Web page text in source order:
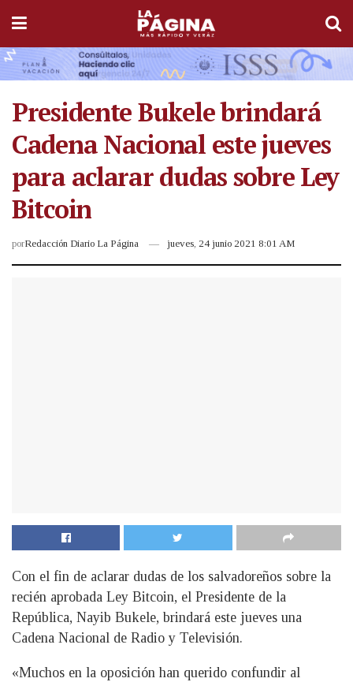
Presidente Bukele brindará
Cadena Nacional este jueves
para aclarar dudas sobre Ley
Bitcoin
porRedacción Diario La Página jueves, 24 junio 2021 8:01 AM
Con el fin de aclarar dudas de los salvadoreños sobre la
recién aprobada Ley Bitcoin, el Presidente de la
República, Nayib Bukele, brindará este jueves una
Cadena Nacional de Radio y Televisión.
«Muchos en la oposición han querido confundir al